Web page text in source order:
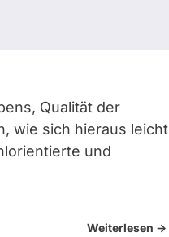
Qualität der
wie sich hieraus leicht
und
Weiterlesen ->